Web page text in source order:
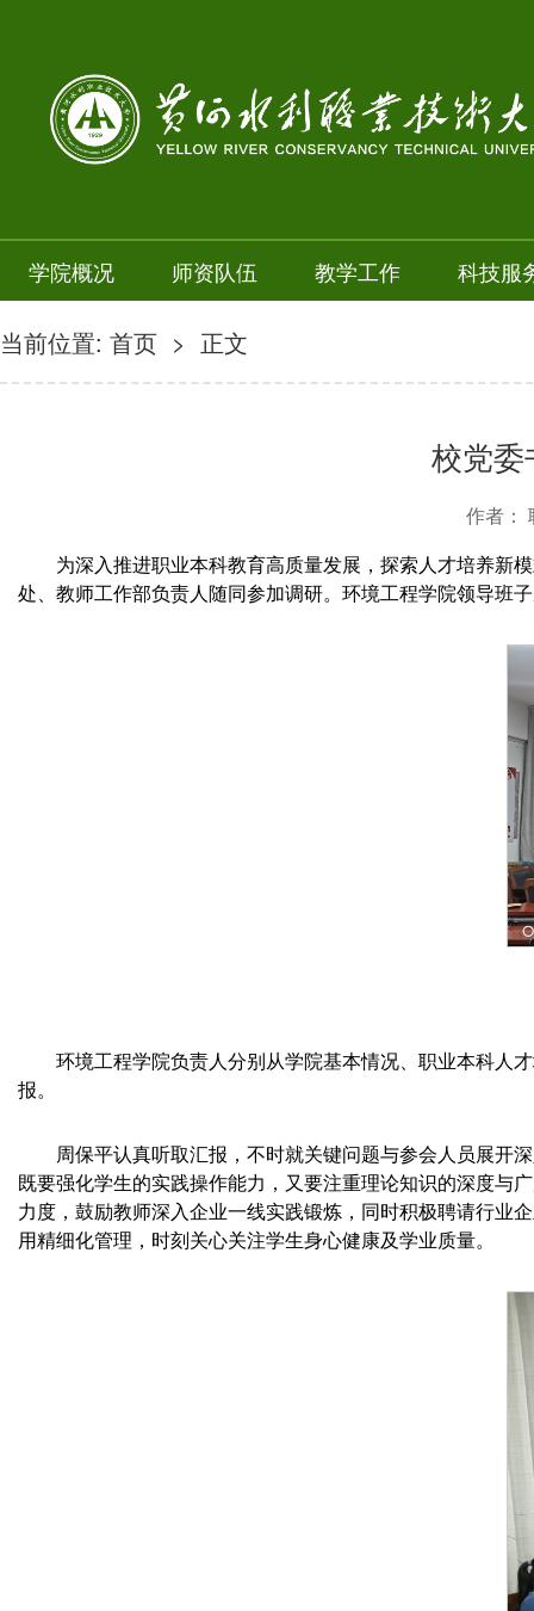
学院概况 师资队伍 教学工作 科技服
当前位置: 首页 > 正文
校党
作者：
为深入推进职业本科教育高质量发展，探索人才培养新
处、教师工作部负责人随同参加调研。环境工程学院领导班
环境工程学院负责人分别从学院基本情况、职业本科人
报。
周保平认真听取汇报，不时就关键问题与参会人员展开
既要强化学生的实践操作能力，又要注重理论知识的深度与
力度，鼓励教师深入企业一线实践锻炼，同时积极聘请行业
用精细化管理，时刻关心关注学生身心健康及学业质量。